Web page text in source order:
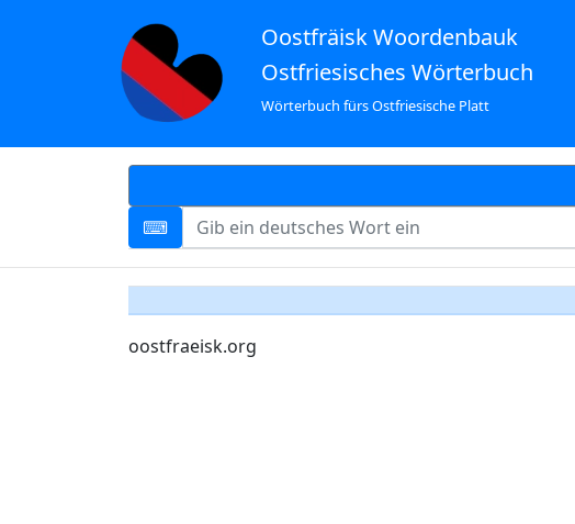
Oostfräisk Woordenbauk
Ostfriesisches Wörterbuch
Wörterbuch fürs Ostfriesische Platt
oostfraeisk.org